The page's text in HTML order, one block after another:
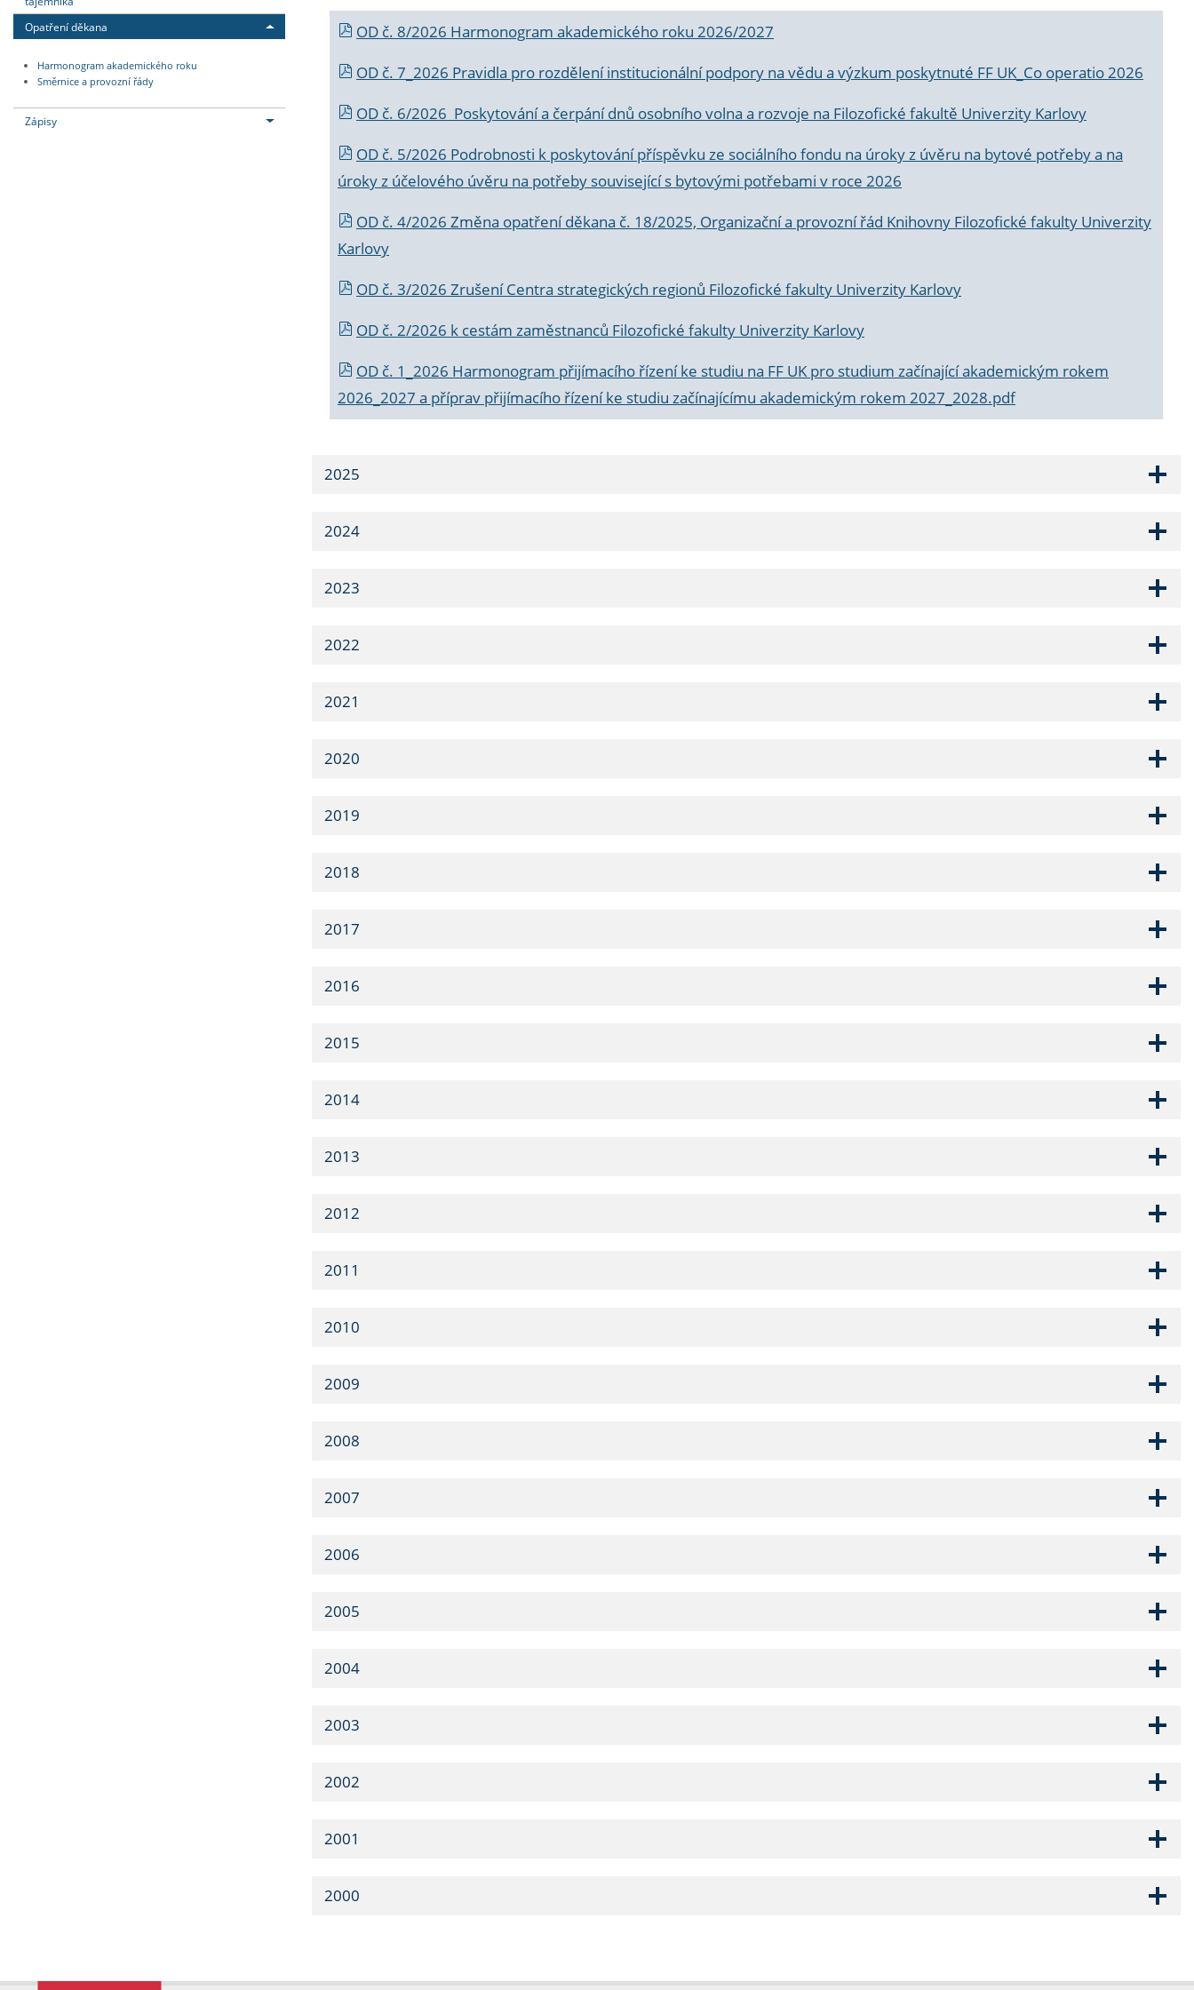
Opatření děkana
Harmonogram akademického roku
Směrnice a provozní řády
Zápisy
OD č. 8/2026 Harmonogram akademického roku 2026/2027
OD č. 7_2026 Pravidla pro rozdělení institucionální podpory na vědu a výzkum poskytnuté FF UK_Co operatio 2026
OD č. 6/2026 Poskytování a čerpání dnů osobního volna a rozvoje na Filozofické fakultě Univerzity Karlovy
OD č. 5/2026 Podrobnosti k poskytování příspěvku ze sociálního fondu na úroky z úvěru na bytové potřeby a na
úroky z účelového úvěru na potřeby související s bytovými potřebami v roce 2026
OD č. 4/2026 Změna opatření děkana č. 18/2025, Organizační a provozní řád Knihovny Filozofické fakulty Univerzity
Karlovy
OD č. 3/2026 Zrušení Centra strategických regionů Filozofické fakulty Univerzity Karlovy
OD č. 2/2026 k cestám zaměstnanců Filozofické fakulty Univerzity Karlovy
OD č. 1_2026 Harmonogram přijímacího řízení ke studiu na FF UK pro studium začínající akademickým rokem
2026_2027 a příprav přijímacího řízení ke studiu začínajícímu akademickým rokem 2027_2028.pdf
2025
2024
2023
2022
2021
2020
2019
2018
2017
2016
2015
2014
2013
2012
2011
2010
2009
2008
2007
2006
2005
2004
2003
2002
2001
2000